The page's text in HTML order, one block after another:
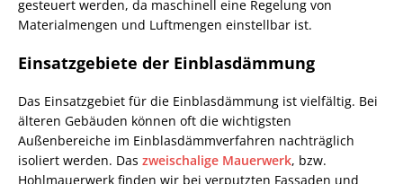
gesteuert werden, da maschinell eine Regelung von
Materialmengen und Luftmengen einstellbar ist.
Einsatzgebiete der Einblasdämmung
Das Einsatzgebiet für die Einblasdämmung ist vielfältig. Bei
älteren Gebäuden können oft die wichtigsten
Außenbereiche im Einblasdämmverfahren nachträglich
isoliert werden. Das zweischalige Mauerwerk, bzw.
Hohlmauerwerk finden wir bei verputzten Fassaden und